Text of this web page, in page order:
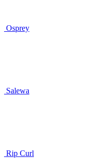
Osprey
Salewa
Rip Curl